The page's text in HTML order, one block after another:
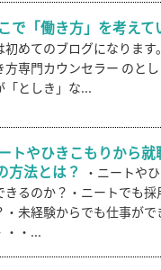
で「働き方」を考えて
初めてのブログになります
方専門カウンセラー のと
「としき」な...
トやひきこもりから就
方法とは？ ・ニートや
きるのか？・ニートでも採
・未経験からでも仕事がで
・・...